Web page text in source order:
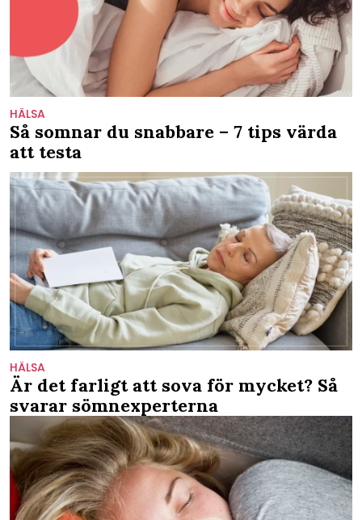
HÄLSA
Så somnar du snabbare – 7 tips värda
att testa
HÄLSA
Är det farligt att sova för mycket? Så
svarar sömnexperterna